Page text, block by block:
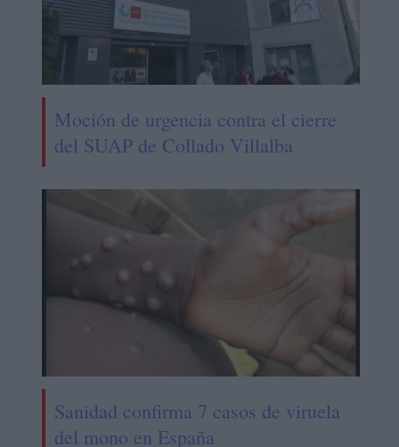
Moción de urgencia contra el cierre
del SUAP de Collado Villalba
Sanidad confirma 7 casos de viruela
del mono en España